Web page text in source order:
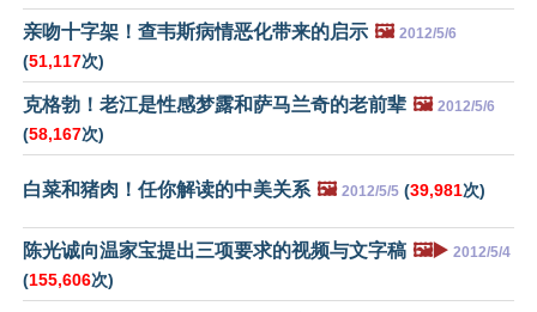
亲吻十字架！查韦斯病情恶化带来的启示 🖼️ 2012/5/6
(51,117次)
克格勃！老江是性感梦露和萨马兰奇的老前辈 🖼️ 2012/5/6
(58,167次)
白菜和猪肉！任你解读的中美关系 🖼️ 2012/5/5 (39,981次)
陈光诚向温家宝提出三项要求的视频与文字稿 🖼️▶️ 2012/5/4
(155,606次)